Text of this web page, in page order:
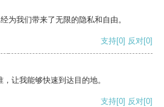
为我们带来了无限的隐私和自由。
支持[0] 反对[0]
让我能够快速到达目的地。
支持[0] 反对[0]